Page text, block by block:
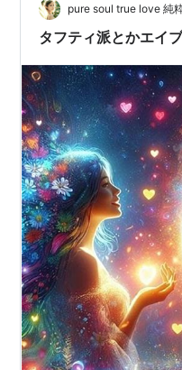
pure soul true love 純
タフティ派とかエイ